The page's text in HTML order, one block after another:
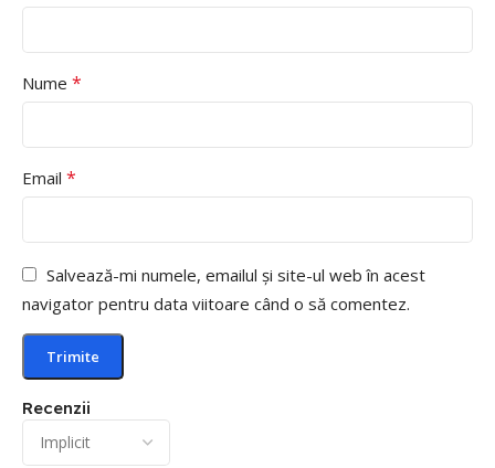
Recenzii
Nume *
Email *
Salvează-mi numele, emailul și site-ul web în acest
navigator pentru data viitoare când o să comentez.